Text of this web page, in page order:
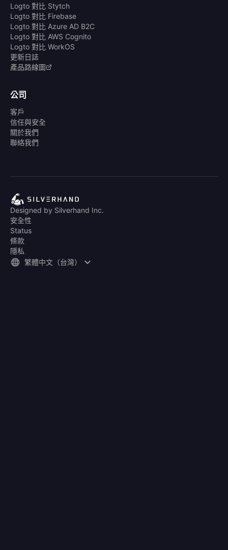
Logto 對比 Stytch
Logto 對比 Firebase
Logto 對比 Azure AD B2C
Logto 對比 AWS Cognito
Logto 對比 WorkOS
更新日誌
產品路線圖
公司
客戶
信任與安全
關於我們
聯絡我們
Designed by Silverhand Inc.
安全性
Status
條款
隱私
繁體中文（台灣）